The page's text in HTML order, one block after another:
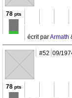
78 pts
écrit parArmath
#52 09/
78 pts